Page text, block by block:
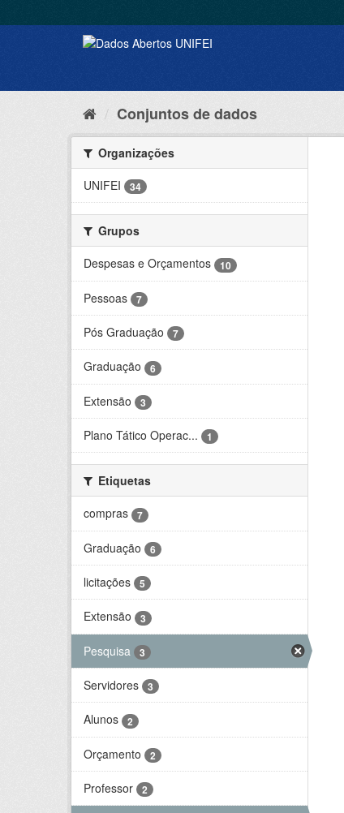
Conjuntos de dados
Organizações
UNIFEI
34
Grupos
Despesas e Orçamentos
10
Pessoas 7
Pós Graduação 7
Graduação 6
Extensão 3
Plano Tático Operac... 1
Etiquetas
compras
7
Graduação 6
licitações 5
Extensão 3
Pesquisa 3
Servidores 3
Alunos 2
Orçamento 2
Professor 2